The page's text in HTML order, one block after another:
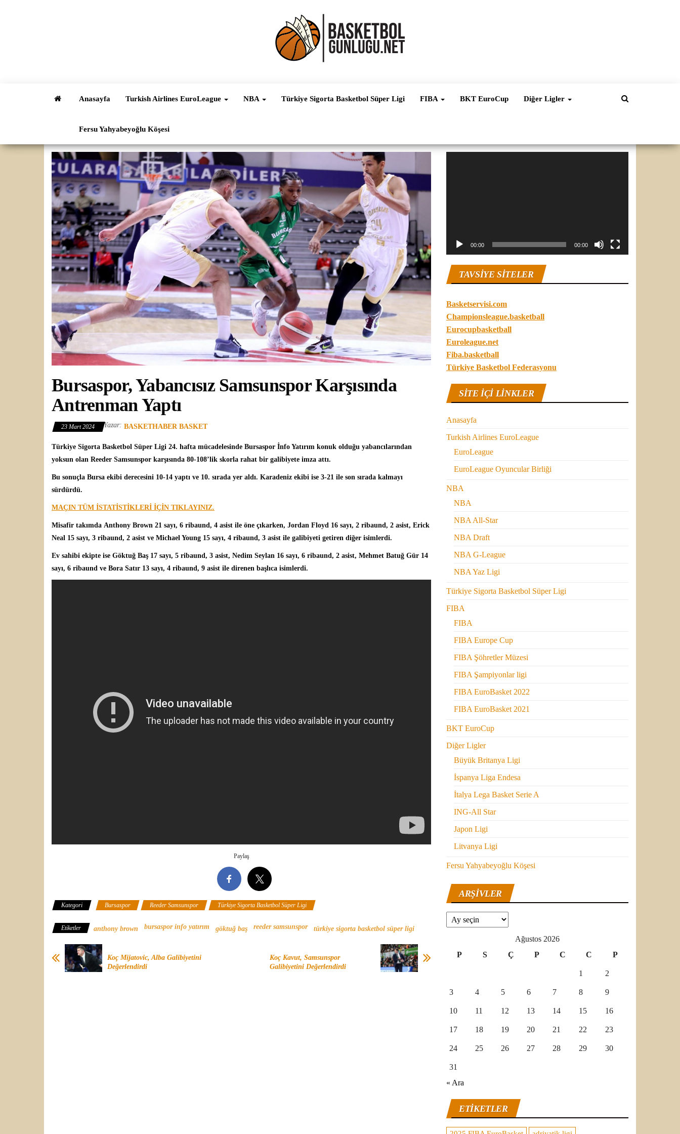
Haber
Süper Lig ve
Dünya
Anasayfa Turkish Airlines EuroLeague NBA Türkiye Sigorta Basketbol Süper Ligi FIBA BKT EuroCup Diğer Ligler
Fersu Yahyabeyoğlu Köşesi
Bursaspor, Yabancısız Samsunspor Karşısında
Antrenman Yaptı
23 Mart 2024 Yazar: BASKETHABER BASKET
Türkiye Sigorta Basketbol Süper Ligi 24. hafta mücadelesinde Bursaspor İnfo Yatırım konuk olduğu yabancılarından
yoksun olan Reeder Samsunspor karşısında 80-108’lik skorla rahat bir galibiyete imza attı.
Bu sonuçla Bursa ekibi derecesini 10-14 yaptı ve 10. sırada yer aldı. Karadeniz ekibi ise 3-21 ile son sırada kalmayı
sürdürdü.
MAÇIN TÜM İSTATİSTİKLERİ İÇİN TIKLAYINIZ.
Misafir takımda Anthony Brown 21 sayı, 6 ribaund, 4 asist ile öne çıkarken, Jordan Floyd 16 sayı, 2 ribaund, 2 asist, Erick
Neal 15 sayı, 3 ribaund, 2 asist ve Michael Young 15 sayı, 4 ribaund, 3 asist ile galibiyeti getiren diğer isimlerdi.
Ev sahibi ekipte ise Göktuğ Baş 17 sayı, 5 ribaund, 3 asist, Nedim Seylan 16 sayı, 6 ribaund, 2 asist, Mehmet Batuğ Gür 14
sayı, 6 ribaund ve Bora Satır 13 sayı, 4 ribaund, 9 asist ile direnen başlıca isimlerdi.
Paylaş
Kategori Bursaspor Reeder Samsunspor Türkiye Sigorta Basketbol Süper Ligi
Etiketler anthony brown bursaspor info yatırım göktuğ baş reeder samsunspor türkiye sigorta basketbol süper ligi
Koç Mijatovic, Alba Galibiyetini
Değerlendirdi
Koç Kavut, Samsunspor
Galibiyetini Değerlendirdi
00:00 00:00
TAVSIYE SITELER
Basketservisi.com
Championsleague.basketball
Eurocupbasketball
Euroleague.net
Fiba.basketball
Türkiye Basketbol Federasyonu
SITE IÇI LINKLER
Anasayfa
Turkish Airlines EuroLeague
EuroLeague
EuroLeague Oyuncular Birliği
NBA
NBA
NBA All-Star
NBA Draft
NBA G-League
NBA Yaz Ligi
Türkiye Sigorta Basketbol Süper Ligi
FIBA
FIBA
FIBA Europe Cup
FIBA Şöhretler Müzesi
FIBA Şampiyonlar ligi
FIBA EuroBasket 2022
FIBA EuroBasket 2021
BKT EuroCup
Diğer Ligler
Büyük Britanya Ligi
İspanya Liga Endesa
İtalya Lega Basket Serie A
ING-All Star
Japon Ligi
Litvanya Ligi
Fersu Yahyabeyoğlu Köşesi
ARŞIVLER
Arşivler
Ağustos 2026
P
S Ç P C C P
1 2
3 4 5 6 7 8 9
10 11 12 13 14 15 16
17 18 19 20 21 22 23
24 25 26 27 28 29 30
31
« Ara
ETIKETLER